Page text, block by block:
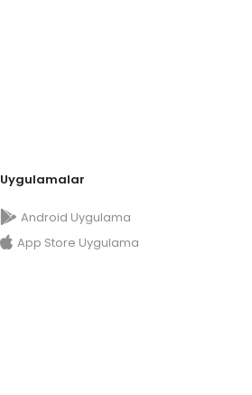
Uygulamalar
Android Uygulama
App Store Uygulama